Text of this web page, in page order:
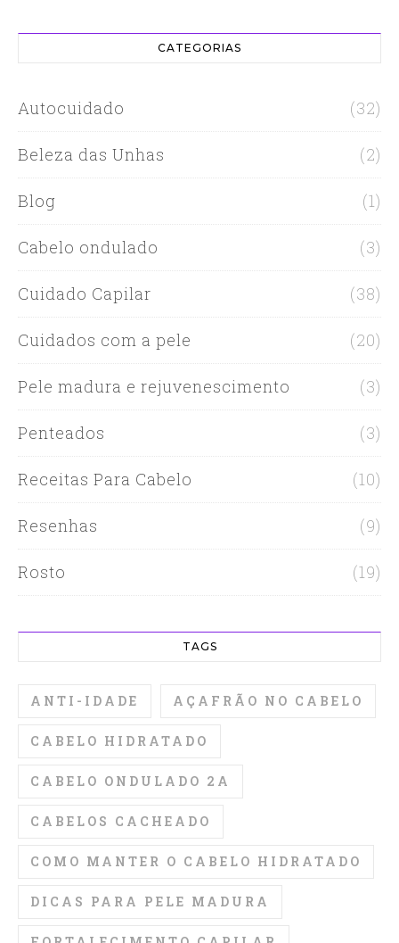
CATEGORIAS
Autocuidado (32)
Beleza das Unhas (2)
Blog (1)
Cabelo ondulado (3)
Cuidado Capilar (38)
Cuidados com a pele (20)
Pele madura e rejuvenescimento (3)
Penteados (3)
Receitas Para Cabelo (10)
Resenhas (9)
Rosto (19)
TAGS
ANTI-IDADE AÇAFRÃO NO CABELO
CABELO HIDRATADO
CABELO ONDULADO 2A
CABELOS CACHEADO
COMO MANTER O CABELO HIDRATADO
DICAS PARA PELE MADURA